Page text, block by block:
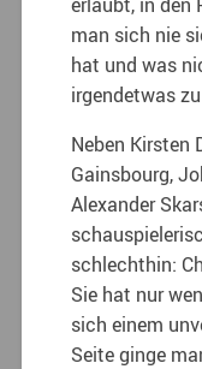
man sich nie
hat und was
irgendetwas
Neben Kirsten
Gainsbourg,
Alexander
schlechthin:
Sie hat nur
sich einem
Seite ginge